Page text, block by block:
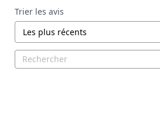
Trier les avis